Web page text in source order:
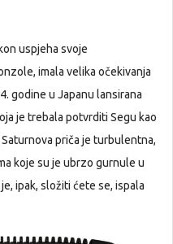
uspjeha svoje
imala velika očekivanja
godine u Japanu lansirana
je trebala potvrditi Segu kao
priča je turbulentna,
koje su je ubrzo gurnule u
ipak, složiti ćete se, ispala